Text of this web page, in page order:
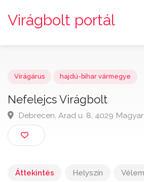
Virágbolt portál
Nefelejcs Virágbolt
Debrecen, Arad u. 8, 4029
Áttekintés Helyszín